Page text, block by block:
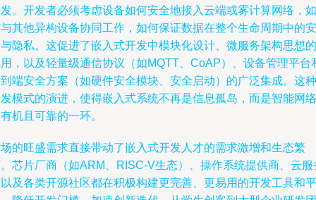
。开发者必须考虑设备如何安全地接入云端或雾计算网络，如
其他异构设备协同工作，如何保证数据在整个生命周期中的安
隐私。这促进了嵌入式开发中模块化设计、微服务架构思想的
，以及轻量级通信协议（如MQTT、CoAP）、设备管理平台
端安全方案（如硬件安全模块、安全启动）的广泛集成。这种
模式的演进，使得嵌入式系统不再是信息孤岛，而是智能网络
机且可靠的一环。
的旺盛需求直接带动了嵌入式开发人才的需求激增和生态繁
芯片厂商（如ARM、RISC-V生态）、操作系统提供商、云服
及各类开源社区都在积极构建更完善、更易用的开发工具和平